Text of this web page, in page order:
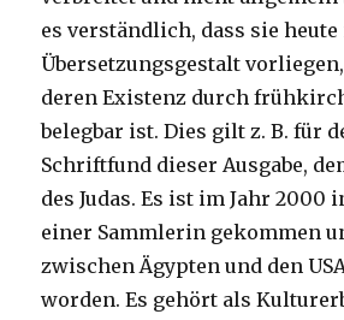
es verständlich, dass sie
Übersetzungsgestalt
deren Existenz durch
belegbar ist. Dies gilt z. B. für
Schriftfund dieser Ausgabe,
des Judas. Es ist im Jahr 2000
einer Sammlerin gekommen
zwischen Ägypten und den
worden. Es gehört als